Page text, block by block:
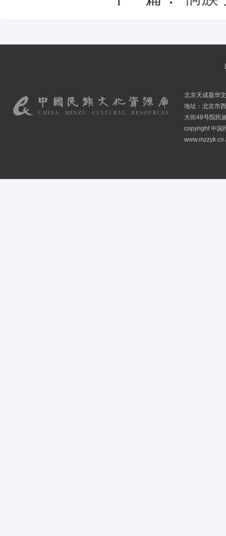
北京天成嘉华
地址：北京市
大街49号院民
copyright 中国